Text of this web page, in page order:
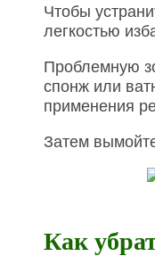
Чтобы
легкостью
Проблемную
спонж или
применения
Затем
Как